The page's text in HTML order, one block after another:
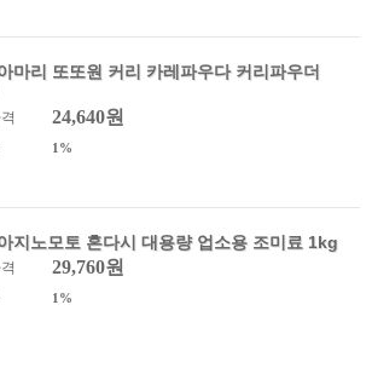
마리 또또원 커리 카레파우다 커리파우더
24,640원
1%
지노모토 혼다시 대용량 업소용 조미료 1kg
29,760원
1%